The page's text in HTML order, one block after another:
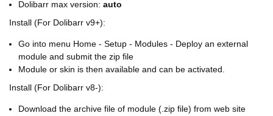
Dolibarr max version: auto
Install (For Dolibarr v9+):
Go into menu Home - Setup - Modules - Deploy an external
module and submit the zip file
Module or skin is then available and can be activated.
Install (For Dolibarr v8-):
Download the archive file of module (.zip file) from web site